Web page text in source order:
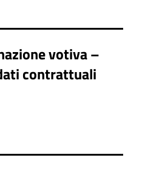
votiva –
contrattuali